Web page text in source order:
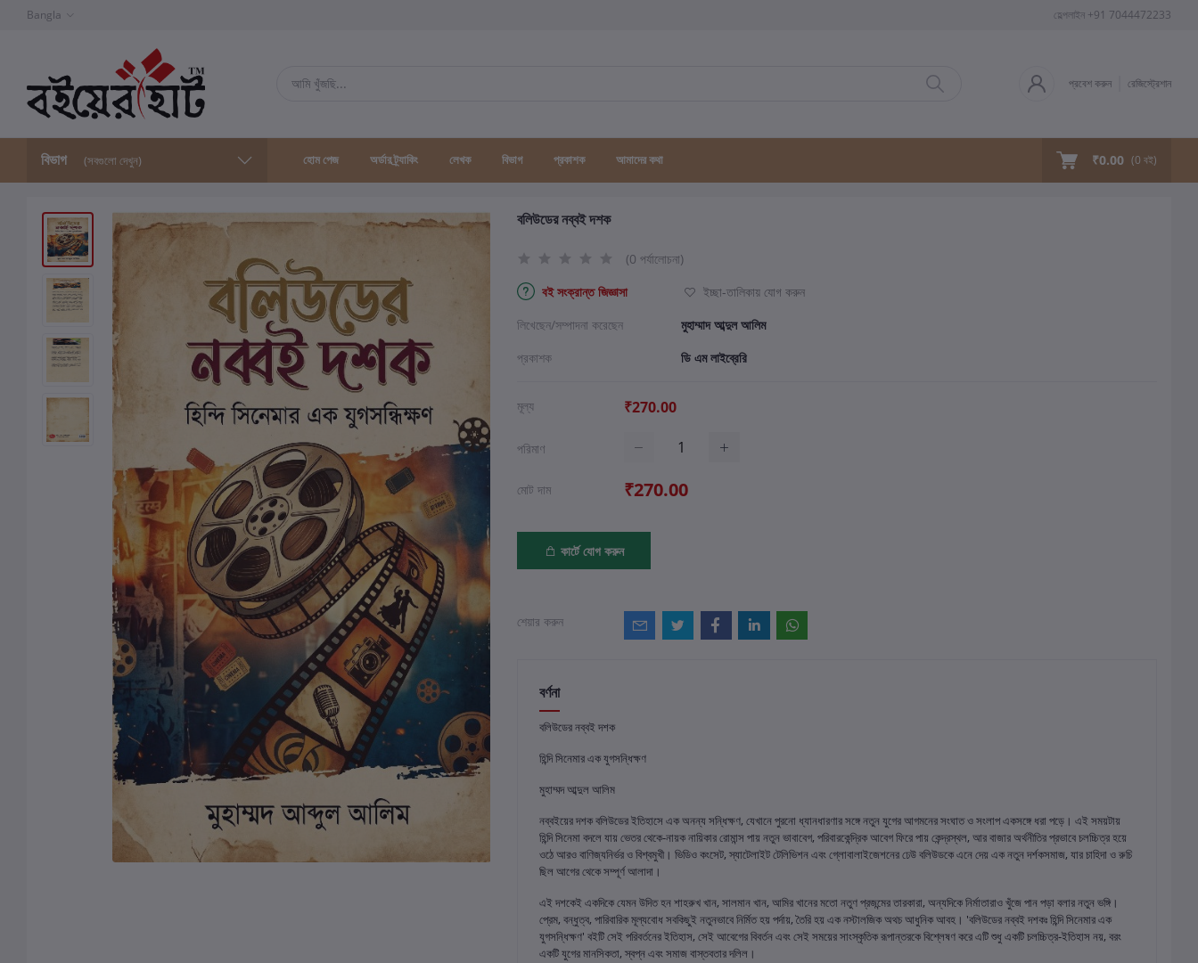
Bangla হেল্পলাইন +91 7044472233
প্রবেশ করুন রেজিস্ট্রেশান
বিভাগ (সবগুলো দেখুন) হোম পেজ অর্ডার ট্র্যাকিং লেখক বিভাগ প্রকাশক আমাদের কথা ₹0.00 (0 বই)
বলিউডের নব্বই দশক
(0 পর্যালোচনা)
বই সংক্রান্ত জিজ্ঞাসা
ইচ্ছা-তালিকায় যোগ করুন
লিখেছেন/সম্পাদনা করেছেন
মুহাম্মাদ আব্দুল আলিম
প্রকাশক
ডি এম লাইব্রেরি
মূল্য ₹270.00
পরিমাণ
মোট দাম ₹270.00
কার্টে যোগ করুন
শেয়ার করুন
বর্ণনা
বলিউডের নব্বই দশক
হিন্দি সিনেমার এক যুগসন্ধিক্ষণ
মুহাম্মদ আব্দুল আলিম
নব্বইয়ের দশক বলিউডের ইতিহাসে এক অনন্য সন্ধিক্ষণ, যেখানে পুরনো ধ্যানধারণার সঙ্গে নতুন যুগের আগমনের সংঘাত ও সংলাপ একসঙ্গে ধরা পড়ে। এই সময়টায়
হিন্দি সিনেমা বদলে যায় ভেতর থেকে-নায়ক নায়িকার রোমান্স পায় নতুন ভাবাবেগ, পরিবারকেন্দ্রিক আবেগ ফিরে পায় কেন্দ্রস্থল, আর বাজার অর্থনীতির প্রভাবে চলচ্চিত্র হয়ে
ওঠে আরও বাণিজ্যনির্ভর ও বিশ্বমুখী। ভিডিও কংসেট, স্যাটেলাইট টেলিভিশন এবং গ্লোবালাইজেশনের ঢেউ বলিউডকে এনে দেয় এক নতুন দর্শকসমাজ, যার চাহিদা ও রুচি
ছিল আগের থেকে সম্পূর্ণ আলাদা।
এই দশকেই একদিকে যেমন উদিত হন শাহরুখ খান, সালমান খান, আমির খানের মতো নতুণ প্রজন্মের তারকারা, অন্যদিকে নির্মাতারাও খুঁজে পান পড়া বলার নতুন ভঙ্গি।
প্রেম, বন্ধুত্ব, পারিবারিক মূল্যবোধ সবকিছুই নতুনভাবে নির্মিত হয় পর্দায়, তৈরি হয় এক নস্টালজিক অথচ আধুনিক আবহ। 'বলিউডের নব্বই দশকঃ হিন্দি সিনেমার এক
যুগসন্ধিক্ষণ' বইটি সেই পরিবর্তনের ইতিহাস, সেই আবেগের বিবর্তন এবং সেই সময়ের সাংস্কৃতিক রূপান্তরকে বিশ্লেষণ করে এটি শুধু একটি চলচ্চিত্র-ইতিহাস নয়, বরং
একটি যুগের মানসিকতা, স্বপ্ন এবং সমাজ বাস্তবতার দলিল।